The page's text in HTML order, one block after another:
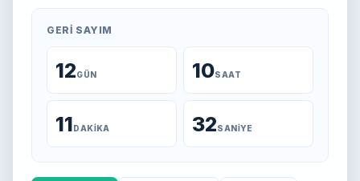
GERI SAYIM
12GÜN 10SAAT
11DAKIKA 32SANIYE